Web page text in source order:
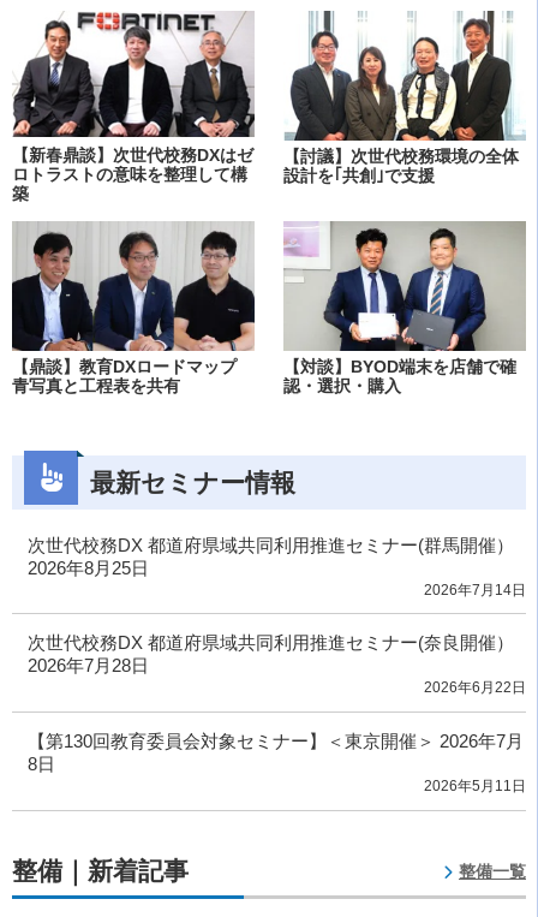
【新春鼎談】次世代校務DXはゼ
ロトラストの意味を整理して構
築
【討議】次世代校務環境の全体
設計を｢共創｣で支援
【鼎談】教育DXロードマップ
青写真と工程表を共有
【対談】BYOD端末を店舗で確
認・選択・購入
最新セミナー情報
次世代校務DX 都道府県域共同利用推進セミナー(群馬開催）
2026年8月25日
2026年7月14日
次世代校務DX 都道府県域共同利用推進セミナー(奈良開催）
2026年7月28日
2026年6月22日
【第130回教育委員会対象セミナー】＜東京開催＞ 2026年7月
8日
2026年5月11日
整備｜新着記事 整備一覧